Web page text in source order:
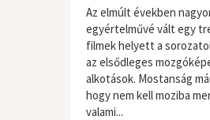
Az elmúlt években
egyértelművé vált egy
filmek helyett a
az elsődleges
alkotások. Mostanság
hogy nem kell moziba
valami...